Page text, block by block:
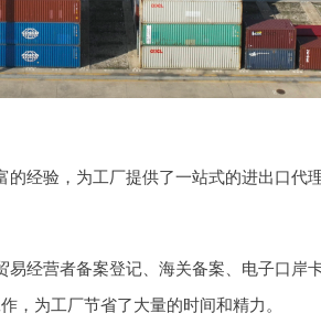
经验，为工厂提供了一站式的进出口代理
经营者备案登记、海关备案、电子口岸
，为工厂节省了大量的时间和精力。